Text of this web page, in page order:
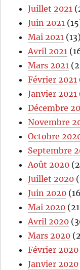
Juillet 2021
Juin 2021
Mai 2021 (13)
Avril 2021
Mars 2021
Février 2021
Janvier 2021
Décembre
Novembre
Octobre
Septembre
Août 2020
Juillet 2020
Juin 2020
Mai 2020
Avril 2020
Mars 2020
Février 2020
Janvier 2020